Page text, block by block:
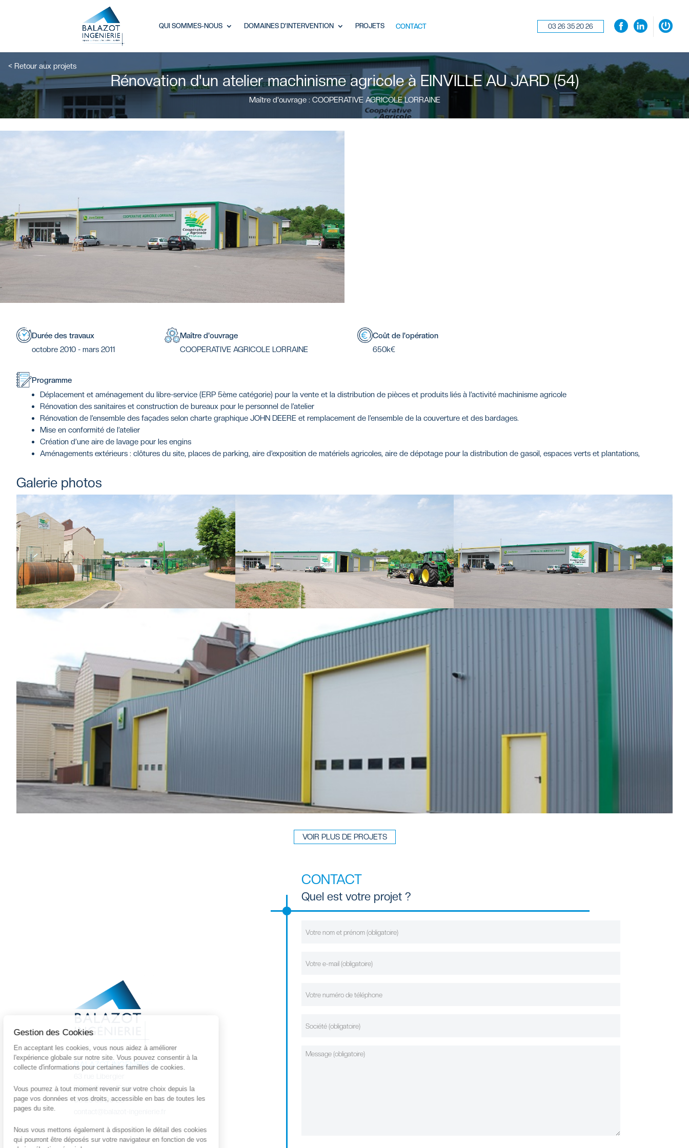
QUI SOMMES-NOUS DOMAINES D’INTERVENTION PROJETS CONTACT 03 26 35 20 26
×
Connexion
Mot de passe oublié ?
< Retour aux projets
Rénovation d'un atelier machinisme agricole à EINVILLE AU JARD (54)
Maître d'ouvrage : COOPERATIVE AGRICOLE LORRAINE
Durée des travaux
octobre 2010 - mars 2011
Maître d'ouvrage
COOPERATIVE AGRICOLE LORRAINE
Coût de l'opération
650k€
Programme
Déplacement et aménagement du libre-service (ERP 5ème catégorie) pour la vente et la distribution de pièces et produits liés à l’activité machinisme agricole
Rénovation des sanitaires et construction de bureaux pour le personnel de l’atelier
Rénovation de l’ensemble des façades selon charte graphique JOHN DEERE et remplacement de l’ensemble de la couverture et des bardages.
Mise en conformité de l’atelier
Création d’une aire de lavage pour les engins
Aménagements extérieurs : clôtures du site, places de parking, aire d’exposition de matériels agricoles, aire de dépotage pour la distribution de gasoil, espaces verts et plantations,
Galerie photos
VOIR PLUS DE PROJETS
BALAZOT INGÉNIERIE
51100 Reims, France
03 26 35 20 26
CONTACT
Quel est votre projet ?
Gestion des Cookies
En acceptant les cookies, vous nous aidez à améliorer
l'expérience globale sur notre site. Vous pouvez consentir à la
collecte d'informations pour certaines familles de cookies.
Vous pourrez à tout moment revenir sur votre choix depuis la
page vos données et vos droits, accessible en bas de toutes les
pages du site.
Nous vous mettons également à disposition le détail des cookies
qui pourront être déposés sur votre navigateur en fonction de vos